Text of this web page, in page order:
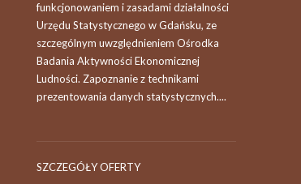
funkcjonowaniem i zasadami działalności
Urzędu Statystycznego w Gdańsku, ze
szczególnym uwzględnieniem Ośrodka
Badania Aktywności Ekonomicznej
Ludności. Zapoznanie z technikami
prezentowania danych statystycznych....
SZCZEGÓŁY OFERTY